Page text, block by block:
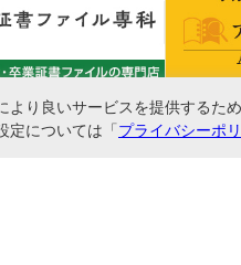
より良いサービスを提供するた
定については「プライバシーポ